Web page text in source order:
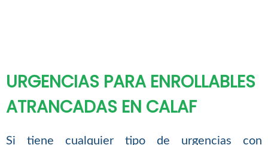
URGENCIAS PARA ENROLLABLES
ATRANCADAS EN CALAF
Si tiene cualquier tipo de urgencias con